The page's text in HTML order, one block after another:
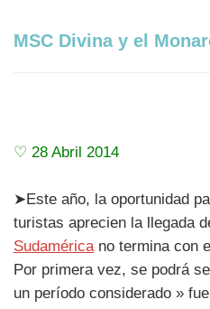
MSC Divina y el
♡ 28 Abril 2014
➤Este año, la oportunidad
turistas aprecien la llegada
Sudaméricano termina con
Por primera vez, se podrá
un período considerado »